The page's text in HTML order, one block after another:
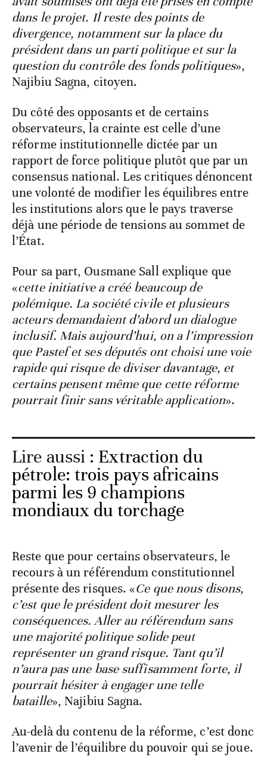
dans le projet. Il reste des points de
divergence, notamment sur la place du
président dans un parti politique et sur la
question du contrôle des fonds politiques»,
Najibiu Sagna, citoyen.
Du côté des opposants et de certains
observateurs, la crainte est celle d’une
réforme institutionnelle dictée par un
rapport de force politique plutôt que par un
consensus national. Les critiques dénoncent
une volonté de modifier les équilibres entre
les institutions alors que le pays traverse
déjà une période de tensions au sommet de
l’État.
Pour sa part, Ousmane Sall explique que
«cette initiative a créé beaucoup de
polémique. La société civile et plusieurs
acteurs demandaient d’abord un dialogue
inclusif. Mais aujourd’hui, on a l’impression
que Pastef et ses députés ont choisi une voie
rapide qui risque de diviser davantage, et
certains pensent même que cette réforme
pourrait finir sans véritable application».
Lire aussi : Extraction du
pétrole: trois pays africains
parmi les 9 champions
mondiaux du torchage
Reste que pour certains observateurs, le
recours à un référendum constitutionnel
présente des risques. «Ce que nous disons,
c’est que le président doit mesurer les
conséquences. Aller au référendum sans
une majorité politique solide peut
représenter un grand risque. Tant qu’il
n’aura pas une base suffisamment forte, il
pourrait hésiter à engager une telle
bataille», Najibiu Sagna.
Au-delà du contenu de la réforme, c’est donc
l’avenir de l’équilibre du pouvoir qui se joue.